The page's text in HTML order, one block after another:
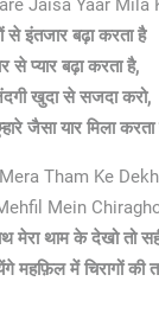
से इंतजार बढ़ा करता है
से प्यार बढ़ा करता है,
खुदा से सजदा करो,
जैसा यार मिला करता
Tham Ke
Mein
मेरा थाम के देखो तो
महफ़िल में चिरागों की